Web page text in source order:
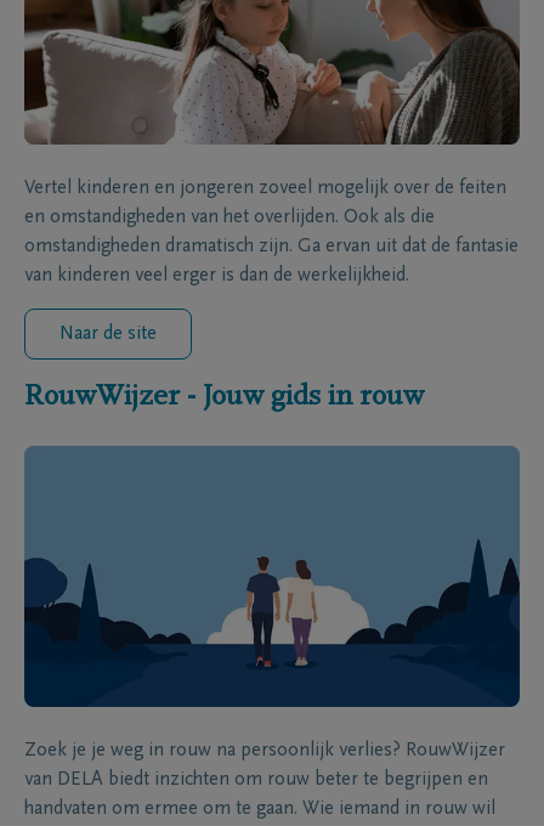
Vertel kinderen en jongeren zoveel mogelijk over de feiten
en omstandigheden van het overlijden. Ook als die
omstandigheden dramatisch zijn. Ga ervan uit dat de fantasie
van kinderen veel erger is dan de werkelijkheid.
Naar de site
RouwWijzer - Jouw gids in rouw
Zoek je je weg in rouw na persoonlijk verlies? RouwWijzer
van DELA biedt inzichten om rouw beter te begrijpen en
handvaten om ermee om te gaan. Wie iemand in rouw wil